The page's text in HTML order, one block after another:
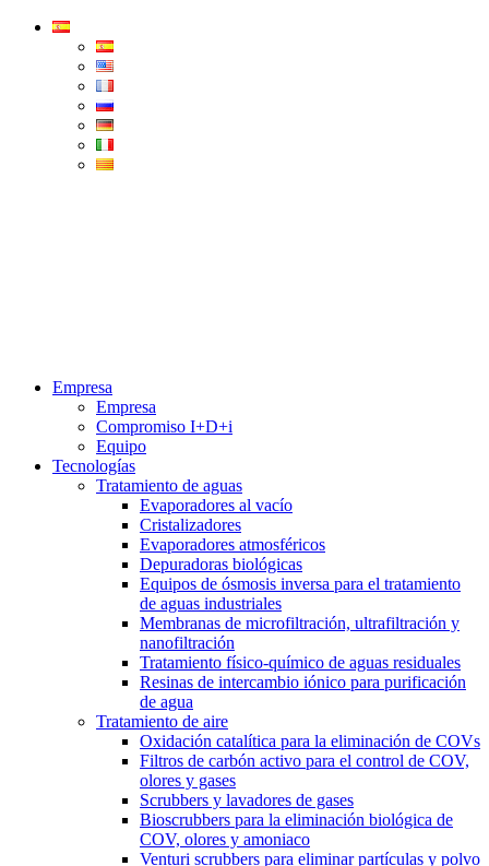
Condorchem
Empresa
Empresa
Compromiso I+D+i
Equipo
Tecnologías
Tratamiento de aguas
Evaporadores al vacío
Cristalizadores
Evaporadores atmosféricos
Depuradoras biológicas
Equipos de ósmosis inversa para el tratamiento
de aguas industriales
Membranas de microfiltración, ultrafiltración y
nanofiltración
Tratamiento físico-químico de aguas residuales
Resinas de intercambio iónico para purificación
de agua
Tratamiento de aire
Oxidación catalítica para la eliminación de COVs
Filtros de carbón activo para el control de COV,
olores y gases
Scrubbers y lavadores de gases
Bioscrubbers para la eliminación biológica de
COV, olores y amoniaco
Venturi scrubbers para eliminar partículas y polvo